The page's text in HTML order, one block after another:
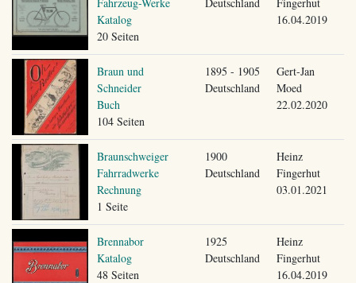
Katalog
20 Seiten
16.04.2019
Braun und
Schneider
Buch
104 Seiten
1895 - 1905
Deutschland
Gert-Jan
Moed
22.02.2020
Braunschweiger
Fahrradwerke
Rechnung
1 Seite
1900
Deutschland
Heinz
Fingerhut
03.01.2021
Brennabor
Katalog
48 Seiten
1925
Deutschland
Heinz
Fingerhut
16.04.2019